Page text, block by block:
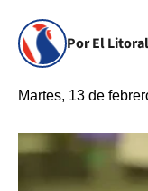
Por El Litoral
Martes, 13 de